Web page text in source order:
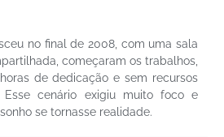
no final de 2008, com uma sala
começaram os trabalhos,
de dedicação e sem recursos
Esse cenário exigiu muito foco e
se tornasse realidade.